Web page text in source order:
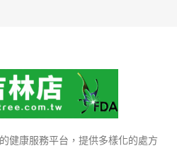
健康服務平台，提供多樣化的處方